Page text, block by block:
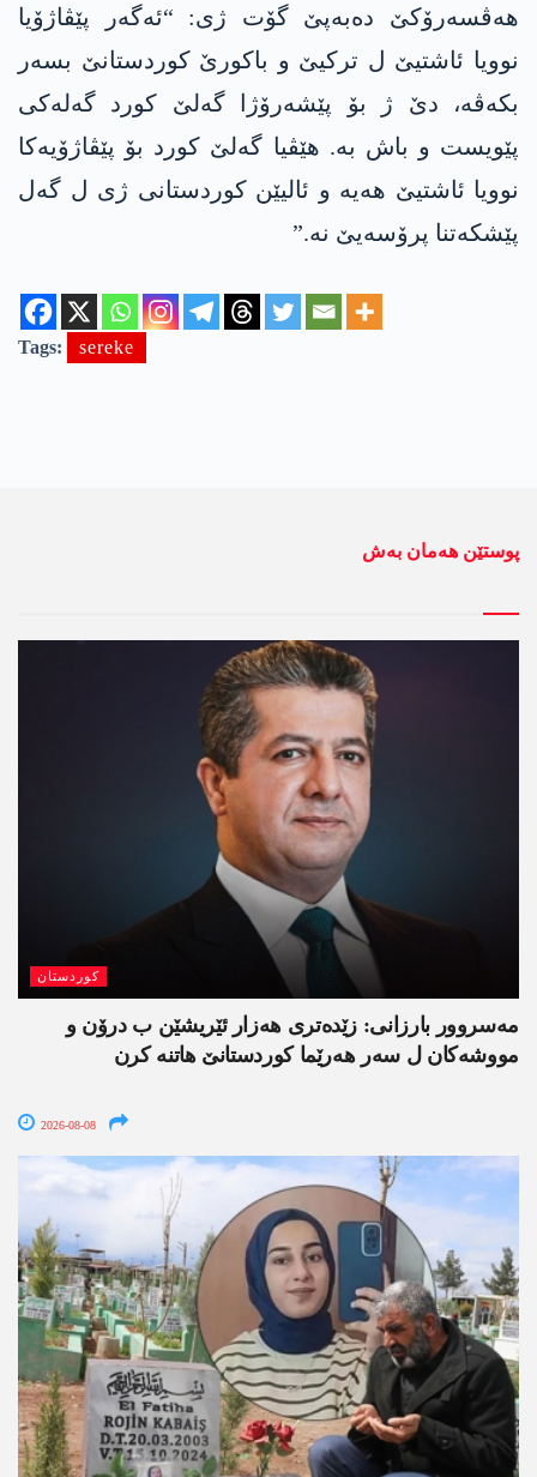
ھەڤسەرۆکێ دەبەپێ گۆت ژی: “ئەگەر پێڤاژۆیا
نوویا ئاشتیێ ل ترکیێ و باکورێ کوردستانێ بسەر
بکەڤە، دێ ژ بۆ پێشەرۆژا گەلێ کورد گەلەکی
پێویست و باش بە. ھێڤیا گەلێ کورد بۆ پێڤاژۆیەکا
نوویا ئاشتیێ ھەیە و ئالیێن کوردستانی ژی ل گەل
پێشکەتنا پرۆسەیێ نە.”
Tags: sereke
پوستێن ھەمان بەش
کوردستان
مەسروور بارزانی: زێدەتری ھەزار ئێریشێن ب درۆن و
مووشەکان ل سەر ھەرێما کوردستانێ ھاتنە کرن
2026-08-08